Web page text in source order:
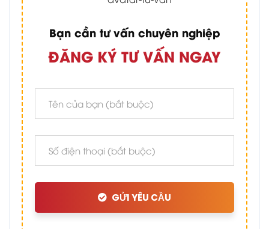
Bạn cần tư vấn chuyên nghiệp
ĐĂNG KÝ TƯ VẤN NGAY
GỬI YÊU CẦU